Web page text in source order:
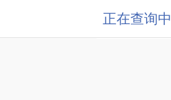
正在查询中